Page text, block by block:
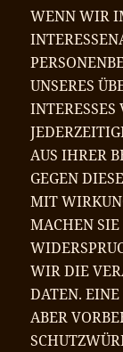
WENN WIR
UNSERES
AUS IHRER
GEGEN
MIT
MACHEN
WIR DIE
DATEN.
ABER